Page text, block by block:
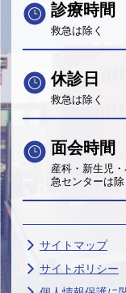
診療時間
救急は除く
休診日
救急は除く
面会時間
産科・新生児
急センターは除
サイトマップ
サイトポリシー